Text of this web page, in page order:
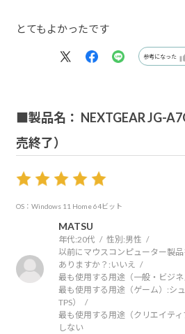
とてもよかったです
参考になった
■製品名： NEXTGEAR JG-
売終了）
OS：Windows 11 Home 64ビット
MATSU
年代:20代 性別:男性
以前にマウスコンピューター製
ありますか？: いいえ
最も使用する用途（一般・ビジネ
最も使用する用途（ゲーム）:シ
TPS）
最も使用する用途（クリエイティ
しない